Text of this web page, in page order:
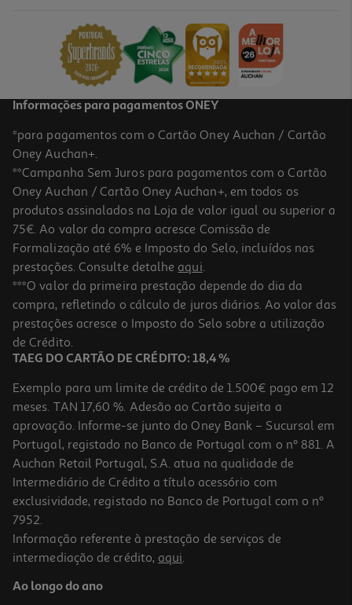
Informações para pagamentos ONEY
*para pagamentos com o Cartão Oney Auchan / Cartão
Oney Auchan+.
**Campanha Sem Juros para pagamentos com o Cartão
Oney Auchan / Cartão Oney Auchan+, em todos os
produtos assinalados na Loja de valor igual ou superior a
75€. Ao valor da compra acresce Comissão de
Formalização até 6% e Imposto do Selo, incluídos nas
prestações. Consulte detalhe aqui.
***O valor da primeira prestação depende do dia da
compra, refletindo o cálculo de juros diários. Ao valor das
prestações acresce o Imposto do Selo sobre a utilização
de Crédito.
TAEG DO CARTÃO DE CRÉDITO: 18,4 %
Exemplo para um limite de crédito de 1.500€ pago em 12
meses. TAN 17,60 %. Adesão ao Cartão sujeita a
aprovação. Informe-se junto do Oney Bank – Sucursal em
Portugal, registado no Banco de Portugal com o nº 881. A
Auchan Retail Portugal, S.A. atua na qualidade de
Intermediário de Crédito a título acessório com
exclusividade, registado no Banco de Portugal com o nº
7952.
Informação referente à prestação de serviços de
intermediação de crédito, aqui.
Ao longo do ano